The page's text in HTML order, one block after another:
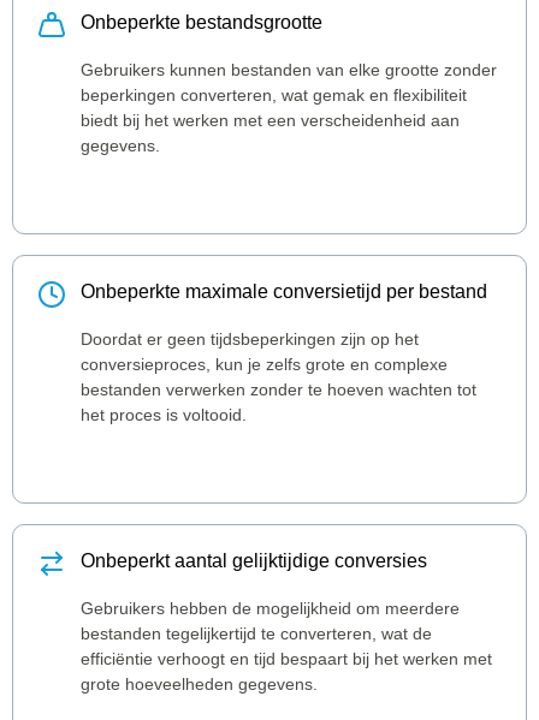
Onbeperkte bestandsgrootte
Gebruikers kunnen bestanden van elke grootte zonder
beperkingen converteren, wat gemak en flexibiliteit
biedt bij het werken met een verscheidenheid aan
gegevens.
Onbeperkte maximale conversietijd per bestand
Doordat er geen tijdsbeperkingen zijn op het
conversieproces, kun je zelfs grote en complexe
bestanden verwerken zonder te hoeven wachten tot
het proces is voltooid.
Onbeperkt aantal gelijktijdige conversies
Gebruikers hebben de mogelijkheid om meerdere
bestanden tegelijkertijd te converteren, wat de
efficiëntie verhoogt en tijd bespaart bij het werken met
grote hoeveelheden gegevens.